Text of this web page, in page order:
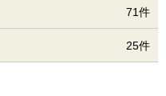
71件
25件